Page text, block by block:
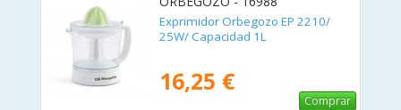
Exprimidor Orbegozo EP 2210/
25W/ Capacidad 1L
16,25 €
Comprar